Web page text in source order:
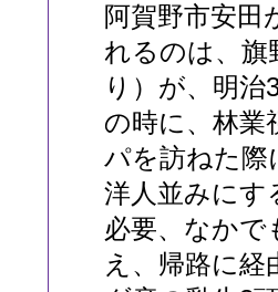
阿賀野市安田
れるのは、旗
り）が、明治
の時に、林業
パを訪ねた際
洋人並みにす
必要、なかで
え、帰路に